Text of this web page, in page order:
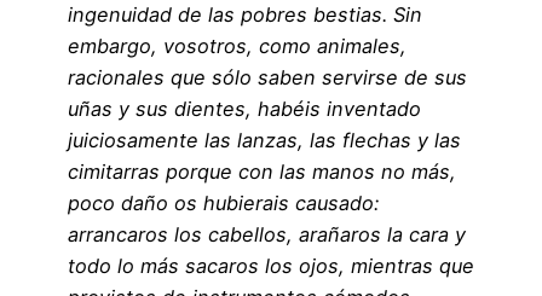
ingenuidad de las pobres bestias. Sin
embargo, vosotros, como animales,
racionales que sólo saben servirse de sus
uñas y sus dientes, habéis inventado
juiciosamente las lanzas, las flechas y las
cimitarras porque con las manos no más,
poco daño os hubierais causado:
arrancaros los cabellos, arañaros la cara y
todo lo más sacaros los ojos, mientras que